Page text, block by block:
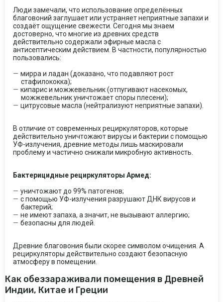
Люди замечали, что использование определённых
благовоний заглушает или устраняет неприятные запахи и
создаёт ощущение свежести. Сегодня мы знаем
достоверно, что многие из древних средств
действительно содержали эфирные масла с
антисептическим действием. В частности, популярностью
пользовались:
мирра и ладан (доказано, что подавляют рост
стафилококка);
кипарис и можжевельник (отпугивают насекомых,
можжевельник уничтожает споры плесени);
цитрусовые масла (нейтрализуют неприятные запахи).
В отличие от современных рециркуляторов, которые
действительно уничтожают вирусы и бактерии с помощью
УФ-излучения, древние методы лишь маскировали
проблему и частично снижали микробную активность.
Бактерицидные рециркуляторы Армед:
уничтожают до 99% патогенов;
с помощью УФ-излучения разрушают ДНК вирусов и
бактерий;
не имеют запаха, а значит, не вызывают аллергию;
безопасны для людей.
Древние благовония были скорее символом очищения. А
рециркуляторы действительно создают безопасную
атмосферу в помещении.
Как обеззараживали помещения в Древней
Индии, Китае и Греции